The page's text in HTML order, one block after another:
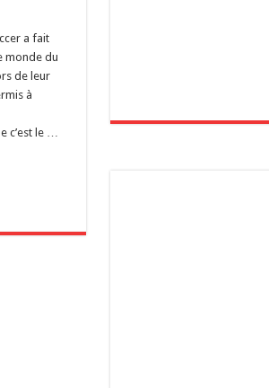
a fait
monde du
de leur
à
c’est le …